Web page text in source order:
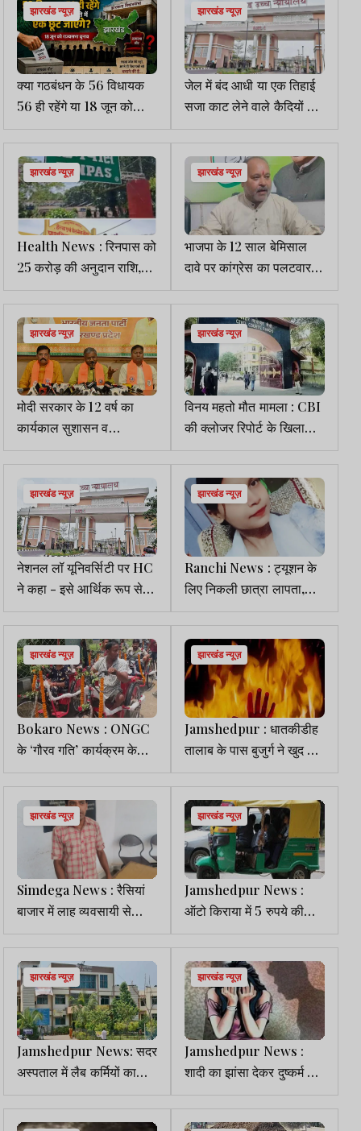
झारखंड न्यूज़
क्या गठबंधन के 56 विधायक
56 ही रहेंगे या 18 जून को
रास्ते में एक छूट जाएंगे!
झारखंड न्यूज़
जेल में बंद आधी या एक तिहाई
सजा काट लेने वाले कैदियों की
रिहाई पर HC ने सरकार से
मांगा जवाब व सुझाव
झारखंड न्यूज़
Health News : रिनपास को
25 करोड़ की अनुदान राशि,
गांधीनगर PHC भवन निर्माण के
लिए 9.46 लाख अंतिम किश्त
जारी
झारखंड न्यूज़
भाजपा के 12 साल बेमिसाल
दावे पर कांग्रेस का पलटवार,
गिनायी बेरोजगारी और महंगाई
झारखंड न्यूज़
मोदी सरकार के 12 वर्ष का
कार्यकाल सुशासन व
जनकल्याण को है समर्पित:
बाबूलाल
झारखंड न्यूज़
विनय महतो मौत मामला : CBI
की क्लोजर रिपोर्ट के खिलाफ
पिता ने दायर की प्रोटेस्ट
पिटीशन
झारखंड न्यूज़
नेशनल लॉ यूनिवर्सिटी पर HC
ने कहा - इसे आर्थिक रूप से
और मजबूत बनाएं
झारखंड न्यूज़
Ranchi News : ट्यूशन के
लिए निकली छात्रा लापता,
परिजनों ने जताई अपहरण की
आशंका
झारखंड न्यूज़
Bokaro News : ONGC
के ‘गौरव गति’ कार्यक्रम के
तहत दिव्यांगजनों को डीसी ने
वितरण किए बैटरी रिक्शा
झारखंड न्यूज़
Jamshedpur : धातकीडीह
तालाब के पास बुजुर्ग ने खुद को
लगाई आग, TMH में भर्ती
झारखंड न्यूज़
Simdega News : रैसियां
बाजार में लाह व्यवसायी से
दिनदहाड़े लूट, लुटेरों की
फायरिंग में बाल-बाल बचे
झारखंड न्यूज़
Jamshedpur News :
ऑटो किराया में 5 रुपये की
बढ़ोतरी , नई दरें शुक्रवार से
लागू
झारखंड न्यूज़
Jamshedpur News: सदर
अस्पताल में लैब कर्मियों का
विरोध, कार्तिक महतो पर लगाया
प्रताड़ना का आरोप
झारखंड न्यूज़
Jamshedpur News :
शादी का झांसा देकर दुष्कर्म का
आरोप, आरोपी गिरफ्तार